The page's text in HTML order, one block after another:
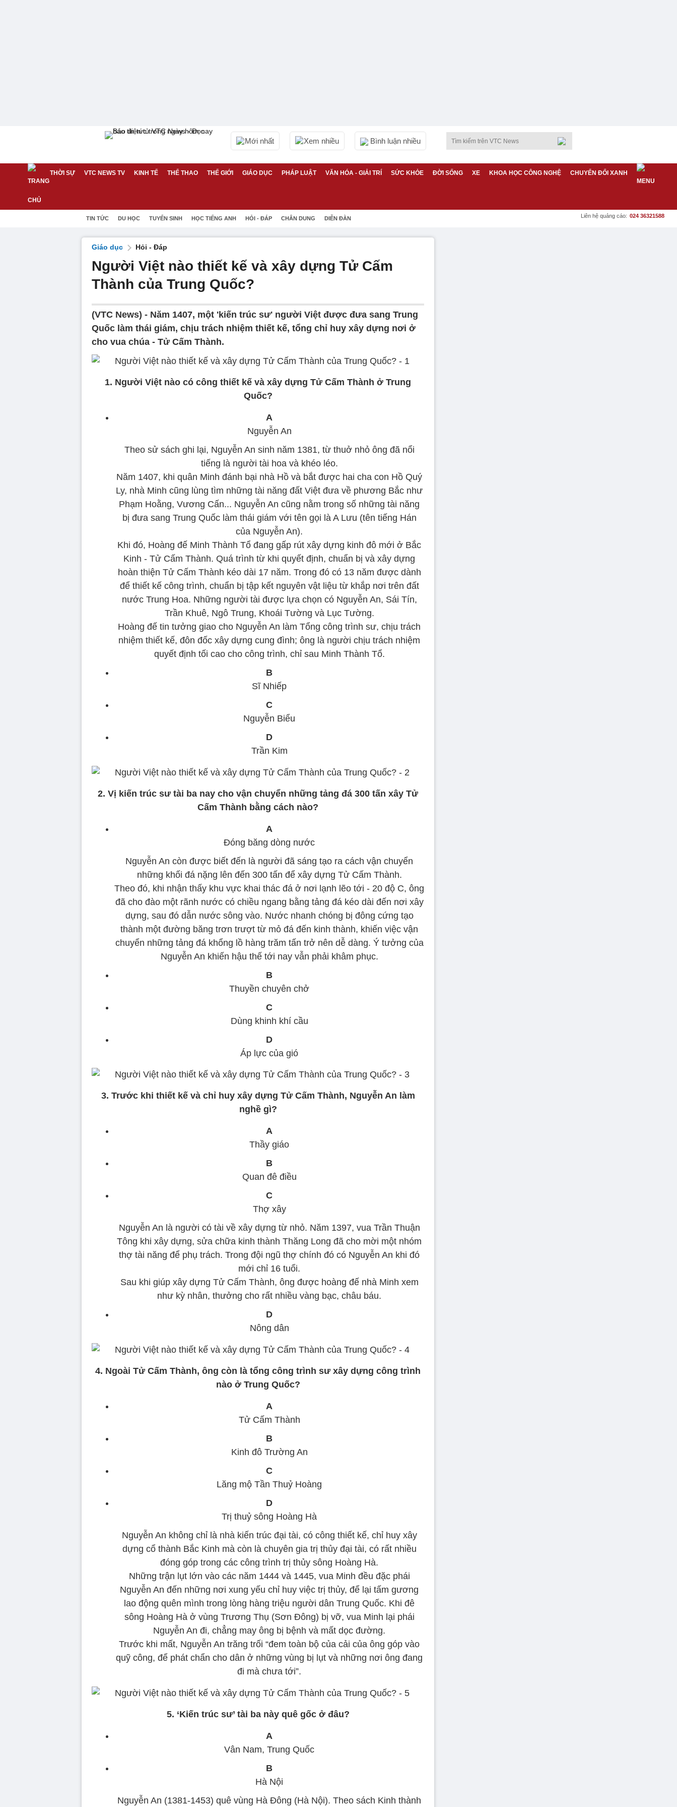
Mới nhất Xem nhiều Bình luận nhiều
THỜI SỰ VTC NEWS TV KINH TẾ THỂ THAO THẾ GIỚI GIÁO DỤC PHÁP LUẬT VĂN HÓA - GIẢI TRÍ SỨC KHỎE ĐỜI SỐNG XE KHOA HỌC CÔNG NGHỆ CHUYỂN ĐỔI XANH
TIN TỨC DU HỌC TUYỂN SINH HỌC TIẾNG ANH HỎI - ĐÁP CHÂN DUNG DIỄN ĐÀN Liên hệ quảng cáo: 024 36321588
Giáo dục Hỏi - Đáp
Người Việt nào thiết kế và xây dựng Tử Cấm
Thành của Trung Quốc?
(VTC News) - Năm 1407, một 'kiến trúc sư' người Việt được đưa sang Trung
Quốc làm thái giám, chịu trách nhiệm thiết kế, tổng chỉ huy xây dựng nơi ở
cho vua chúa - Tử Cấm Thành.
1. Người Việt nào có công thiết kế và xây dựng Tử Cấm Thành ở Trung
Quốc?
A
Nguyễn An
Theo sử sách ghi lại, Nguyễn An sinh năm 1381, từ thuở nhỏ ông đã nổi
tiếng là người tài hoa và khéo léo.
Năm 1407, khi quân Minh đánh bại nhà Hồ và bắt được hai cha con Hồ Quý
Ly, nhà Minh cũng lùng tìm những tài năng đất Việt đưa về phương Bắc như
Phạm Hoằng, Vương Cấn... Nguyễn An cũng nằm trong số những tài năng
bị đưa sang Trung Quốc làm thái giám với tên gọi là A Lưu (tên tiếng Hán
của Nguyễn An).
Khi đó, Hoàng đế Minh Thành Tổ đang gấp rút xây dựng kinh đô mới ở Bắc
Kinh - Tử Cấm Thành. Quá trình từ khi quyết định, chuẩn bị và xây dựng
hoàn thiện Tử Cấm Thành kéo dài 17 năm. Trong đó có 13 năm được dành
để thiết kế công trình, chuẩn bị tập kết nguyên vật liệu từ khắp nơi trên đất
nước Trung Hoa. Những người tài được lựa chọn có Nguyễn An, Sái Tín,
Trần Khuê, Ngô Trung, Khoái Tường và Lục Tường.
Hoàng đế tin tưởng giao cho Nguyễn An làm Tổng công trình sư, chịu trách
nhiệm thiết kế, đôn đốc xây dựng cung đình; ông là người chịu trách nhiệm
quyết định tối cao cho công trình, chỉ sau Minh Thành Tổ.
B
Sĩ Nhiếp
C
Nguyễn Biểu
D
Trần Kim
2. Vị kiến trúc sư tài ba nay cho vận chuyển những tảng đá 300 tấn xây Tử
Cấm Thành bằng cách nào?
A
Đóng băng dòng nước
Nguyễn An còn được biết đến là người đã sáng tạo ra cách vận chuyển
những khối đá nặng lên đến 300 tấn để xây dựng Tử Cấm Thành.
Theo đó, khi nhận thấy khu vực khai thác đá ở nơi lạnh lẽo tới - 20 độ C, ông
đã cho đào một rãnh nước có chiều ngang bằng tảng đá kéo dài đến nơi xây
dựng, sau đó dẫn nước sông vào. Nước nhanh chóng bị đông cứng tạo
thành một đường băng trơn trượt từ mỏ đá đến kinh thành, khiến việc vận
chuyển những tảng đá khổng lồ hàng trăm tấn trở nên dễ dàng. Ý tưởng của
Nguyễn An khiến hậu thế tới nay vẫn phải khâm phục.
B
Thuyền chuyên chở
C
Dùng khinh khí cầu
D
Áp lực của gió
3. Trước khi thiết kế và chỉ huy xây dựng Tử Cấm Thành, Nguyễn An làm
nghề gì?
A
Thầy giáo
B
Quan đê điều
C
Thợ xây
Nguyễn An là người có tài về xây dựng từ nhỏ. Năm 1397, vua Trần Thuận
Tông khi xây dựng, sửa chữa kinh thành Thăng Long đã cho mời một nhóm
thợ tài năng để phụ trách. Trong đội ngũ thợ chính đó có Nguyễn An khi đó
mới chỉ 16 tuổi.
Sau khi giúp xây dựng Tử Cấm Thành, ông được hoàng đế nhà Minh xem
như kỳ nhân, thưởng cho rất nhiều vàng bạc, châu báu.
D
Nông dân
4. Ngoài Tử Cấm Thành, ông còn là tổng công trình sư xây dựng công trình
nào ở Trung Quốc?
A
Tử Cấm Thành
B
Kinh đô Trường An
C
Lăng mộ Tần Thuỷ Hoàng
D
Trị thuỷ sông Hoàng Hà
Nguyễn An không chỉ là nhà kiến trúc đại tài, có công thiết kế, chỉ huy xây
dựng cổ thành Bắc Kinh mà còn là chuyên gia trị thủy đại tài, có rất nhiều
đóng góp trong các công trình trị thủy sông Hoàng Hà.
Những trận lụt lớn vào các năm 1444 và 1445, vua Minh đều đặc phái
Nguyễn An đến những nơi xung yếu chỉ huy việc trị thủy, để lại tấm gương
lao động quên mình trong lòng hàng triệu người dân Trung Quốc. Khi đê
sông Hoàng Hà ở vùng Trương Thụ (Sơn Đông) bị vỡ, vua Minh lại phái
Nguyễn An đi, chẳng may ông bị bệnh và mất dọc đường.
Trước khi mất, Nguyễn An trăng trối “đem toàn bộ của cải của ông góp vào
quỹ công, để phát chẩn cho dân ở những vùng bị lụt và những nơi ông đang
đi mà chưa tới”.
5. ‘Kiến trúc sư’ tài ba này quê gốc ở đâu?
A
Vân Nam, Trung Quốc
B
Hà Nội
Nguyễn An (1381-1453) quê vùng Hà Đông (Hà Nội). Theo sách Kinh thành